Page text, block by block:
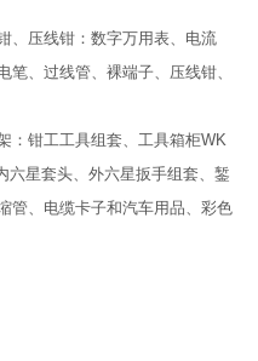
、压线钳：数字万用表、电流
、过线管、裸端子、压线钳、
：钳工工具组套、工具箱柜WK
六星套头、外六星扳手组套、錾
管、电缆卡子和汽车用品、彩色